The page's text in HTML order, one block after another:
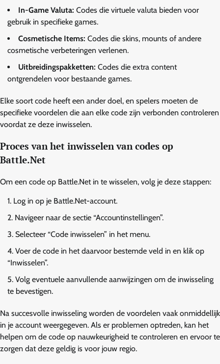
In-Game Valuta: Codes die virtuele valuta bieden voor
gebruik in specifieke games.
Cosmetische Items: Codes die skins, mounts of andere
cosmetische verbeteringen verlenen.
Uitbreidingspakketten: Codes die extra content
ontgrendelen voor bestaande games.
Elke soort code heeft een ander doel, en spelers moeten de
specifieke voordelen die aan elke code zijn verbonden controleren
voordat ze deze inwisselen.
Proces van het inwisselen van codes op
Battle.Net
Om een code op Battle.Net in te wisselen, volg je deze stappen:
Log in op je Battle.Net-account.
Navigeer naar de sectie “Accountinstellingen”.
Selecteer “Code inwisselen” in het menu.
Voer de code in het daarvoor bestemde veld in en klik op
“Inwisselen”.
Volg eventuele aanvullende aanwijzingen om de inwisseling
te bevestigen.
Na succesvolle inwisseling worden de voordelen vaak onmiddellijk
in je account weergegeven. Als er problemen optreden, kan het
helpen om de code op nauwkeurigheid te controleren en ervoor te
zorgen dat deze geldig is voor jouw regio.